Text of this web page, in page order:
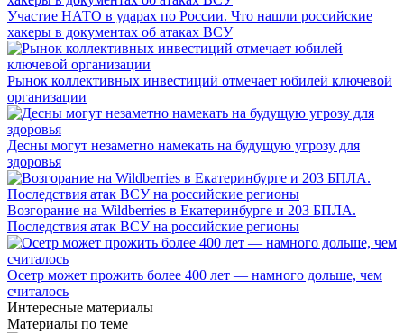
Участие НАТО в ударах по России. Что нашли российские
хакеры в документах об атаках ВСУ
Рынок коллективных инвестиций отмечает юбилей ключевой
организации
Десны могут незаметно намекать на будущую угрозу для
здоровья
Возгорание на Wildberries в Екатеринбурге и 203 БПЛА.
Последствия атак ВСУ на российские регионы
Осетр может прожить более 400 лет — намного дольше, чем
считалось
Интересные материалы
Материалы по теме